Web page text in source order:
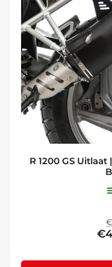
R 1200 GS Uitlaat